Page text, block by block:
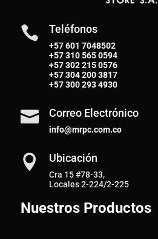
 Teléfonos
+57 601 7048502
+57310 565 0594
+57302 215 0576
+57304 200 3817
+57300 293 4930
 Correo Electrónico
info@mrpc.com.co
 Ubicación
Cra 15 #78-33,
Locales 2-224/2-225
Nuestros Productos